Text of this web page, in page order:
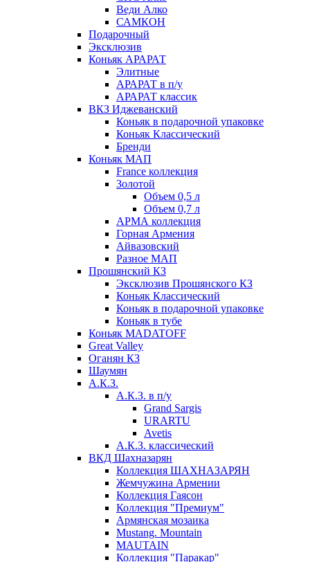
Веди Алко
САМКОН
Подарочный
Эксклюзив
Коньяк АРАРАТ
Элитные
АРАРАТ в п/у
АРАРАТ классик
ВКЗ Иджеванский
Коньяк в подарочной упаковке
Коньяк Классический
Бренди
Коньяк МАП
France коллекция
Золотой
Объем 0,5 л
Объем 0,7 л
АРМА коллекция
Горная Армения
Айвазовский
Разное МАП
Прошянский КЗ
Эксклюзив Прошянского КЗ
Коньяк Классический
Коньяк в подарочной упаковке
Коньяк в тубе
Коньяк MADATOFF
Great Valley
Оганян КЗ
Шаумян
А.К.З.
А.К.З. в п/у
Grand Sargis
URARTU
Avetis
А.К.З. классический
ВКД Шахназарян
Коллекция ШАХНАЗАРЯН
Жемчужина Армении
Коллекция Гаясон
Коллекция "Премиум"
Армянская мозаика
Mustang. Mountain
MAUTAIN
Коллекция "Паракар"